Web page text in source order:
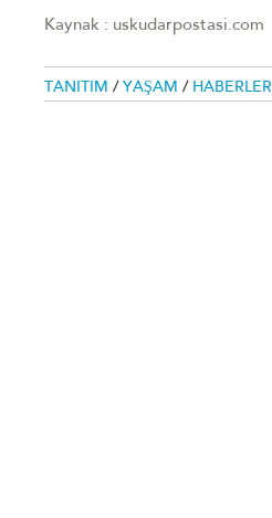
Kaynak : uskudarpostasi.com
TANITIM / YAŞAM / HABERLER